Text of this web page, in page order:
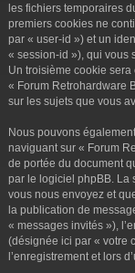
les fichiers temporaires
premiers cookies ne
par « user-id ») et un
« session-id »), qui vous
Un troisième cookie
« Forum Retrohardware
sur les sujets que vous
Nous pouvons
naviguant sur « Forum
de portée du document
par le logiciel phpBB. La
vous nous envoyez et
la publication de
« messages invités »),
(désignée ici par « votre
l’enregistrement et lors